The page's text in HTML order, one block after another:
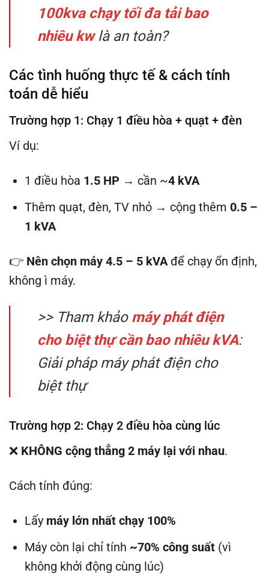
100kva chạy tối đa tải bao
nhiêu kwlà an toàn?
Các tình huống thực tế & cách tính
toán dễ hiểu
Trường hợp 1: Chạy 1 điều hòa + quạt + đèn
Ví dụ:
1 điều hòa 1.5 HP → cần ~4 kVA
Thêm quạt, đèn, TV nhỏ → cộng thêm 0.5 –
1 kVA
👉 Nên chọn máy 4.5 – 5 kVAđể chạy ổn định,
không ì máy.
>> Tham khảo máy phát điện
cho biệt thự cần bao nhiêu kVA:
Giải pháp máy phát điện cho
biệt thự
Trường hợp 2: Chạy 2 điều hòa cùng lúc
❌ KHÔNG cộng thẳng 2 máy lại với nhau.
Cách tính đúng:
Lấy máy lớn nhất chạy 100%
Máy còn lại chỉ tính ~70% công suất (vì
không khởi động cùng lúc)